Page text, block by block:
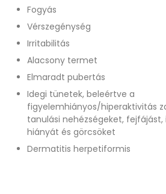
Fogyás
Vérszegénység
Irritabilitás
Alacsony termet
Elmaradt pubertás
Idegi tünetek, beleértve a
figyelemhiányos/hiperaktivitás
tanulási nehézségeket,
hiányát és görcsöket
Dermatitis herpetiformis